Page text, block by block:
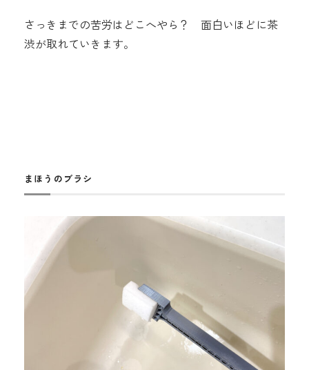
さっきまでの苦労はどこへやら？ 面白いほどに茶
渋が取れていきます。
まほうのブラシ